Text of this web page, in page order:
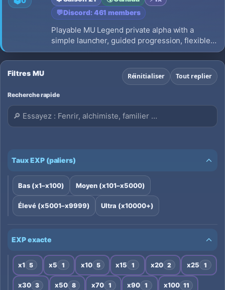
💬Discord: 461 members
Playable MU Legend private alpha with a
simple launcher, guided progression, flexible
movement, Discord support, and steady
player-focused updates.
Filtres MU Réinitialiser Tout replier
Recherche rapide
Taux EXP (paliers)
Bas (x1–x100) Moyen (x101–x5000)
Élevé (x5001–x9999) Ultra (x10000+)
EXP exacte
x1 5 x5 1 x10 5 x15 1 x20 2 x25 1
x30 3 x50 8 x70 1 x90 1 x100 11